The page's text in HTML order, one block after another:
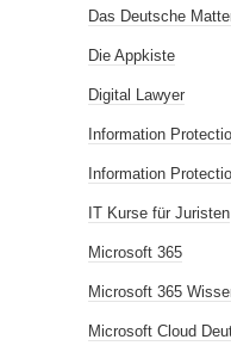
Das Deutsche
Die Appkiste
Digital Lawyer
Information
Information
IT Kurse für Juristen
Microsoft 365
Microsoft 365
Microsoft Cloud